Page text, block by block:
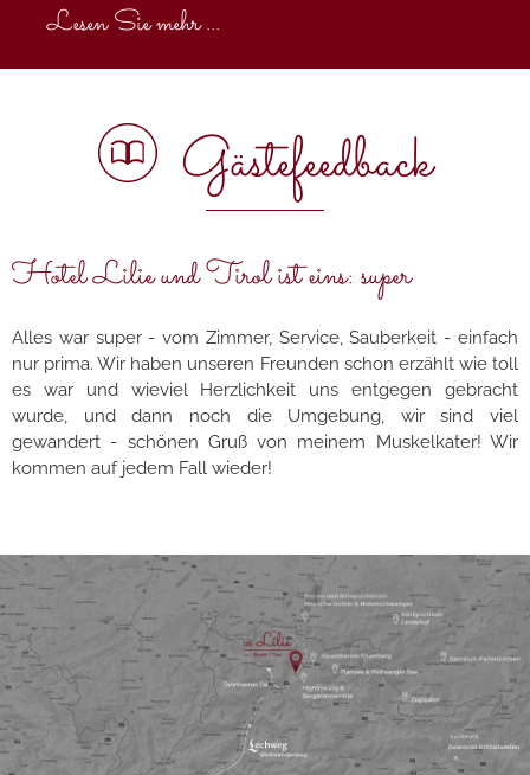
Lesen Sie mehr ...
Gästefeedback
Hotel Lilie und Tirol ist eins: super
Alles war super - vom Zimmer, Service, Sauberkeit - einfach
nur prima. Wir haben unseren Freunden schon erzählt wie toll
es war und wieviel Herzlichkeit uns entgegen gebracht
wurde, und dann noch die Umgebung, wir sind viel
gewandert - schönen Gruß von meinem Muskelkater! Wir
kommen auf jedem Fall wieder!